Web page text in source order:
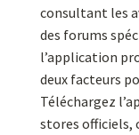
consultant les
des forums
l’application
deux facteurs
Téléchargez
stores officiels,